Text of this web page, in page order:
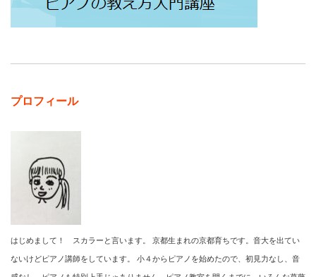
プロフィール
はじめまして！ スカラーと言います。 京都生まれの京都育ちです。音大を出てい
ないけどピアノ講師をしています。 小４からピアノを始めたので、初見力なし、音